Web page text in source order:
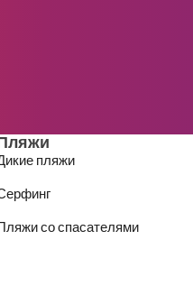
пляжи
со спасателями